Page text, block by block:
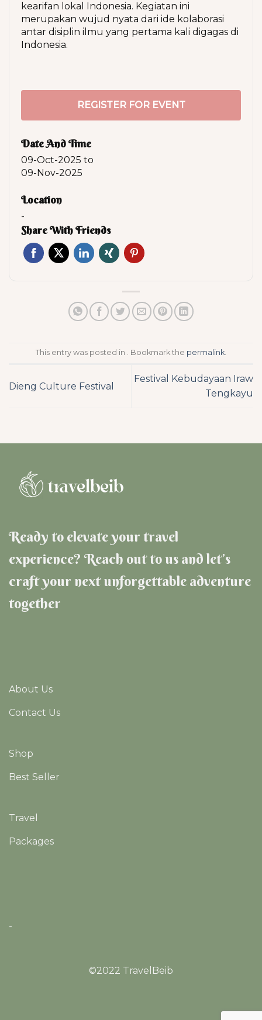
kearifan lokal Indonesia. Kegiatan ini
merupakan wujud nyata dari ide kolaborasi
antar disiplin ilmu yang pertama kali digagas di
Indonesia.
REGISTER FOR EVENT
Date And Time
09-Oct-2025 to
09-Nov-2025
Location
-
Share With Friends
This entry was posted in . Bookmark the permalink.
Dieng Culture Festival
Festival Kebudayaan Iraw
Tengkayu
Ready to elevate your travel
experience? Reach out to us and let’s
craft your next unforgettable adventure
together
About Us
Contact Us
Shop
Best Seller
Travel
Packages
-
©2022 TravelBeib